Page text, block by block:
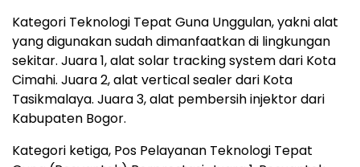
Kategori Teknologi Tepat Guna Unggulan, yakni alat
yang digunakan sudah dimanfaatkan di lingkungan
sekitar. Juara 1, alat solar tracking system dari Kota
Cimahi. Juara 2, alat vertical sealer dari Kota
Tasikmalaya. Juara 3, alat pembersih injektor dari
Kabupaten Bogor.
Kategori ketiga, Pos Pelayanan Teknologi Tepat